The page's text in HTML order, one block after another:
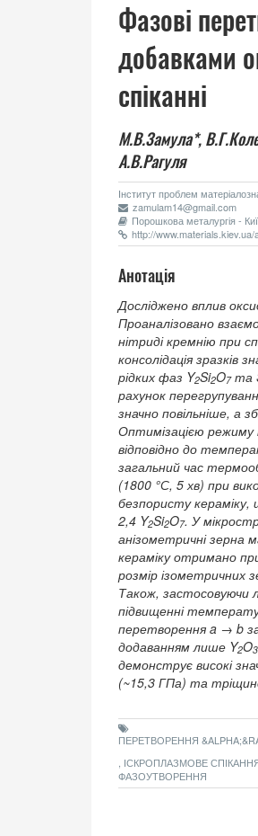
Фазові
добавками
спіканні
М.В.Замула*,
А.В.Рагуля
Інститут проблем
zamulam14@gmail.com
Порошкова металургія -
http://www.materials.kiev.ua/
Анотація
Досліджено вплив
Проаналізовано
нітриді кремнію при
консолідація
рідких фаз Y2Si2O7та
рахунок
значно повільніше, а
Оптимізацією режиму
відповідно до
загальний час
(1800 °С, 5 хв) при
безпористу
2,4 Y2Si2O7. У
анізометричні зерна
кераміку отримано
розмір ізометричних
Також, застосовуючи
підвищенні
перетворення a → b
додаванням лише Y2O3
демонструє високі
(~15,3 ГПа) та
ПЕРЕТВОРЕННЯ
, ІСКРОПЛАЗМОВЕ
ФАЗОУТВОРЕННЯ